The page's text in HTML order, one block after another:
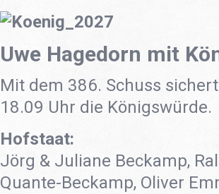
Uwe Hagedorn mit
Mit dem 386. Schuss
18.09 Uhr die Königswürde.
Hofstaat:
Jörg & Juliane Beckamp,
Quante-Beckamp, Oliver